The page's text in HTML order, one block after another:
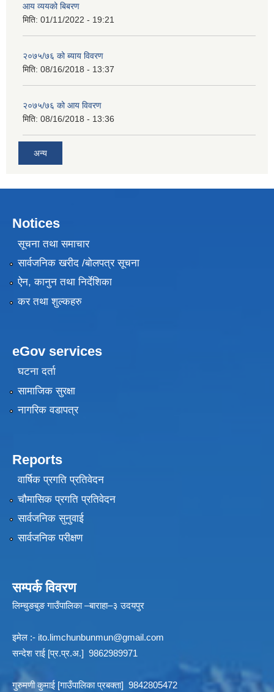
आय व्ययको बिबरण
मिति: 01/11/2022 - 19:21
२०७५/७६ को ब्याय विवरण
मिति: 08/16/2018 - 13:37
२०७५/७६ को आय विवरण
मिति: 08/16/2018 - 13:36
अन्य
Notices
सूचना तथा समाचार
सार्वजनिक खरीद /बोलपत्र सूचना
ऐन, कानुन तथा निर्देशिका
कर तथा शुल्कहरु
eGov services
घटना दर्ता
सामाजिक सुरक्षा
नागरिक वडापत्र
Reports
वार्षिक प्रगति प्रतिवेदन
चौमासिक प्रगति प्रतिवेदन
सार्वजनिक सुनुवाई
सार्वजनिक परीक्षण
सम्पर्क विवरण
लिम्चुङबुङ गाउँपालिका –बाराहा–३ उदयपुर
इमेल :- ito.limchunbunmun@gmail.com
सन्देश राई [प्र.प्र.अ.] 9862989971
गुरुमणी कुमाई [गाउँपालिका प्रबक्ता] 9842805472